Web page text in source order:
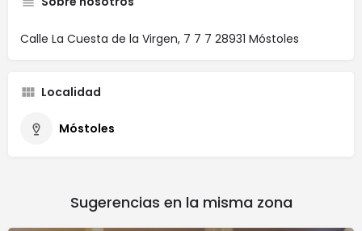
Calle La Cuesta de la Virgen, 7 7 7 28931 Móstoles
Localidad
Móstoles
Sugerencias en la misma zona